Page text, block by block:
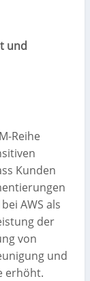
und
Reihe
Kunden
AWS als
der
von
und
erhöht.